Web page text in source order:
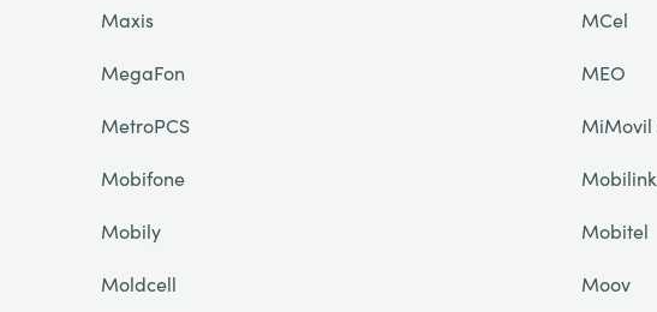
Maxis
MCel
MegaFon
MEO
MetroPCS
MiMovil
Mobifone
Mobilink
Mobily
Mobitel
Moldcell
Moov